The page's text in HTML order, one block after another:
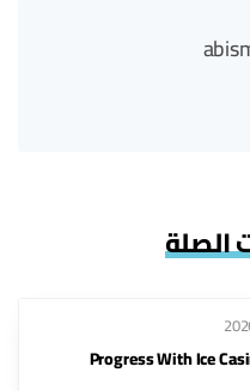
الصلة
Progress With Ice